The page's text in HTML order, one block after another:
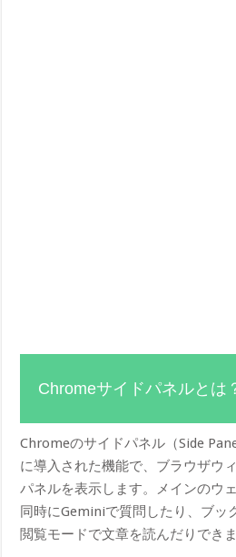
Chromeサイドパネルとは
Chromeのサイドパネル（Side
に導入された機能で、ブラウザウ
パネルを表示します。メインのウ
同時にGeminiで質問したり、ブッ
閲覧モードで文章を読んだりできま